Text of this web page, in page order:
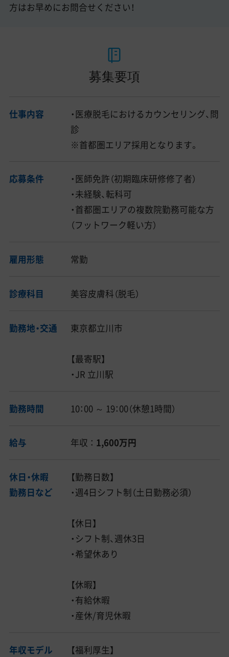
方はお早めにお問合せください！
募集要項
仕事内容
・医療脱毛におけるカウンセリング、問
診
※首都圏エリア採用となります。
応募条件
・医師免許（初期臨床研修修了者）
・未経験、転科可
・首都圏エリアの複数院勤務可能な方
（フットワーク軽い方）
雇用形態 常勤
診療科目 美容皮膚科（脱毛）
勤務地・交通 東京都立川市
【最寄駅】
・JR 立川駅
勤務時間 10：00 ～ 19：00（休憩1時間）
給与 年収 ： 1,600万円
休日・休暇
勤務日など
【勤務日数】
・週4日シフト制（土日勤務必須）
【休日】
・シフト制、週休3日
・希望休あり
【休暇】
・有給休暇
・産休/育児休暇
年収モデル
【福利厚生】